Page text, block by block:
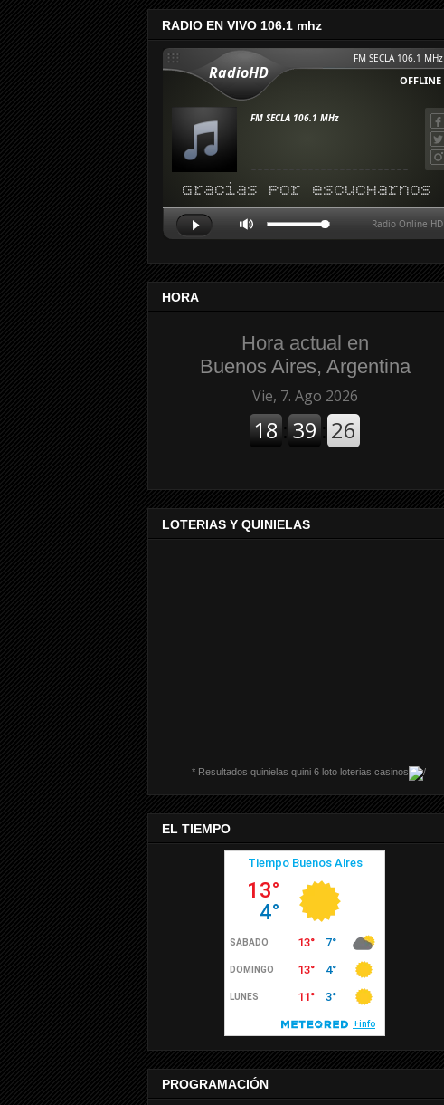
RADIO EN VIVO 106.1 mhz
HORA
Hora actual en
Buenos Aires, Argentina
LOTERIAS Y QUINIELAS
* Resultados quinielas quini 6 loto loterias casinos
EL TIEMPO
PROGRAMACIÓN